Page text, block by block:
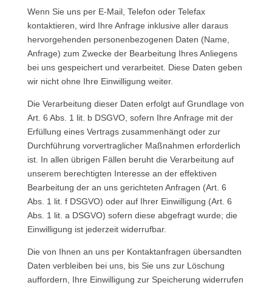
Wenn Sie uns per E-Mail, Telefon oder Telefax
kontaktieren, wird Ihre Anfrage inklusive aller daraus
hervorgehenden personenbezogenen Daten (Name,
Anfrage) zum Zwecke der Bearbeitung Ihres Anliegens
bei uns gespeichert und verarbeitet. Diese Daten geben
wir nicht ohne Ihre Einwilligung weiter.
Die Verarbeitung dieser Daten erfolgt auf Grundlage von
Art. 6 Abs. 1 lit. b DSGVO, sofern Ihre Anfrage mit der
Erfüllung eines Vertrags zusammenhängt oder zur
Durchführung vorvertraglicher Maßnahmen erforderlich
ist. In allen übrigen Fällen beruht die Verarbeitung auf
unserem berechtigten Interesse an der effektiven
Bearbeitung der an uns gerichteten Anfragen (Art. 6
Abs. 1 lit. f DSGVO) oder auf Ihrer Einwilligung (Art. 6
Abs. 1 lit. a DSGVO) sofern diese abgefragt wurde; die
Einwilligung ist jederzeit widerrufbar.
Die von Ihnen an uns per Kontaktanfragen übersandten
Daten verbleiben bei uns, bis Sie uns zur Löschung
auffordern, Ihre Einwilligung zur Speicherung widerrufen